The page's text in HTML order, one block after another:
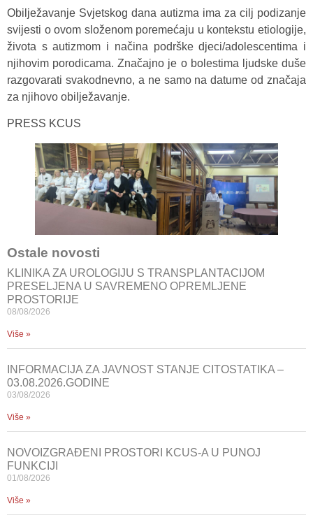
Obilježavanje Svjetskog dana autizma ima za cilj podizanje
svijesti o ovom složenom poremećaju u kontekstu etiologije,
života s autizmom i načina podrške djeci/adolescentima i
njihovim porodicama. Značajno je o bolestima ljudske duše
razgovarati svakodnevno, a ne samo na datume od značaja
za njihovo obilježavanje.
PRESS KCUS
Ostale novosti
KLINIKA ZA UROLOGIJU S TRANSPLANTACIJOM
PRESELJENA U SAVREMENO OPREMLJENE
PROSTORIJE
08/08/2026
Više »
INFORMACIJA ZA JAVNOST STANJE CITOSTATIKA –
03.08.2026.GODINE
03/08/2026
Više »
NOVOIZGRAĐENI PROSTORI KCUS-A U PUNOJ
FUNKCIJI
01/08/2026
Više »